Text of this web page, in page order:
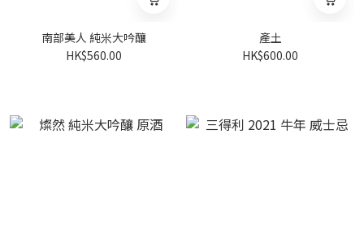
南部美人 純米大吟釀
HK$560.00
產土
HK$600.00